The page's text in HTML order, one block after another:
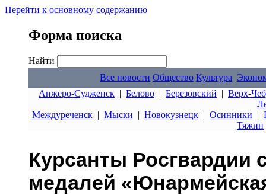
Перейти к основному содержанию
Форма поиска
Найти
Все новости Общество Культура
Анжеро-Судженск | Белово | Березовский | Верх-
Междуреченск| Мыски | Новокузнецк| Осинники |
Тяжин
Курсанты Росгвардии
медалей